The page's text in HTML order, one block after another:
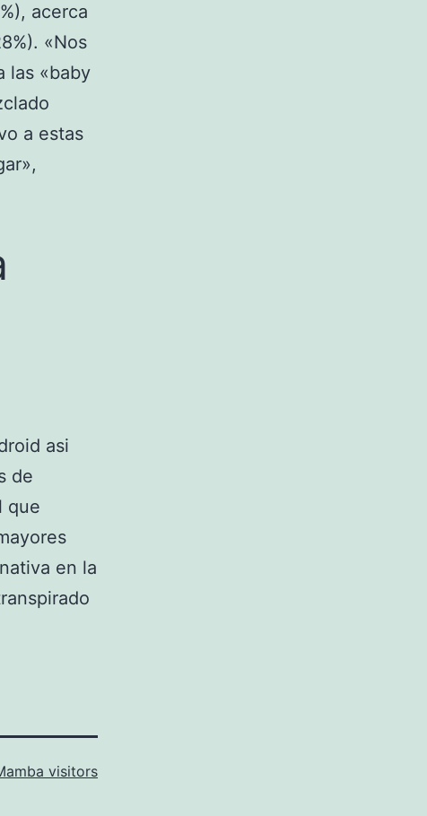
acerca
«Nos
las «baby
a estas
asi
de
que
en la
visitors